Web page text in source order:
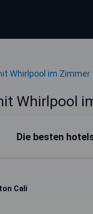
Whirlpool im Zimmer
Whirlpool
Die besten
Cali